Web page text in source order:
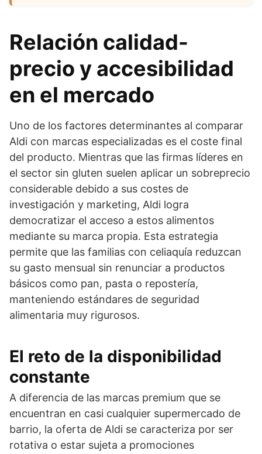
Relación calidad-
precio y accesibilidad
en el mercado
Uno de los factores determinantes al comparar
Aldi con marcas especializadas es el coste final
del producto. Mientras que las firmas líderes en
el sector sin gluten suelen aplicar un sobreprecio
considerable debido a sus costes de
investigación y marketing, Aldi logra
democratizar el acceso a estos alimentos
mediante su marca propia. Esta estrategia
permite que las familias con celiaquía reduzcan
su gasto mensual sin renunciar a productos
básicos como pan, pasta o repostería,
manteniendo estándares de seguridad
alimentaria muy rigurosos.
El reto de la disponibilidad
constante
A diferencia de las marcas premium que se
encuentran en casi cualquier supermercado de
barrio, la oferta de Aldi se caracteriza por ser
rotativa o estar sujeta a promociones